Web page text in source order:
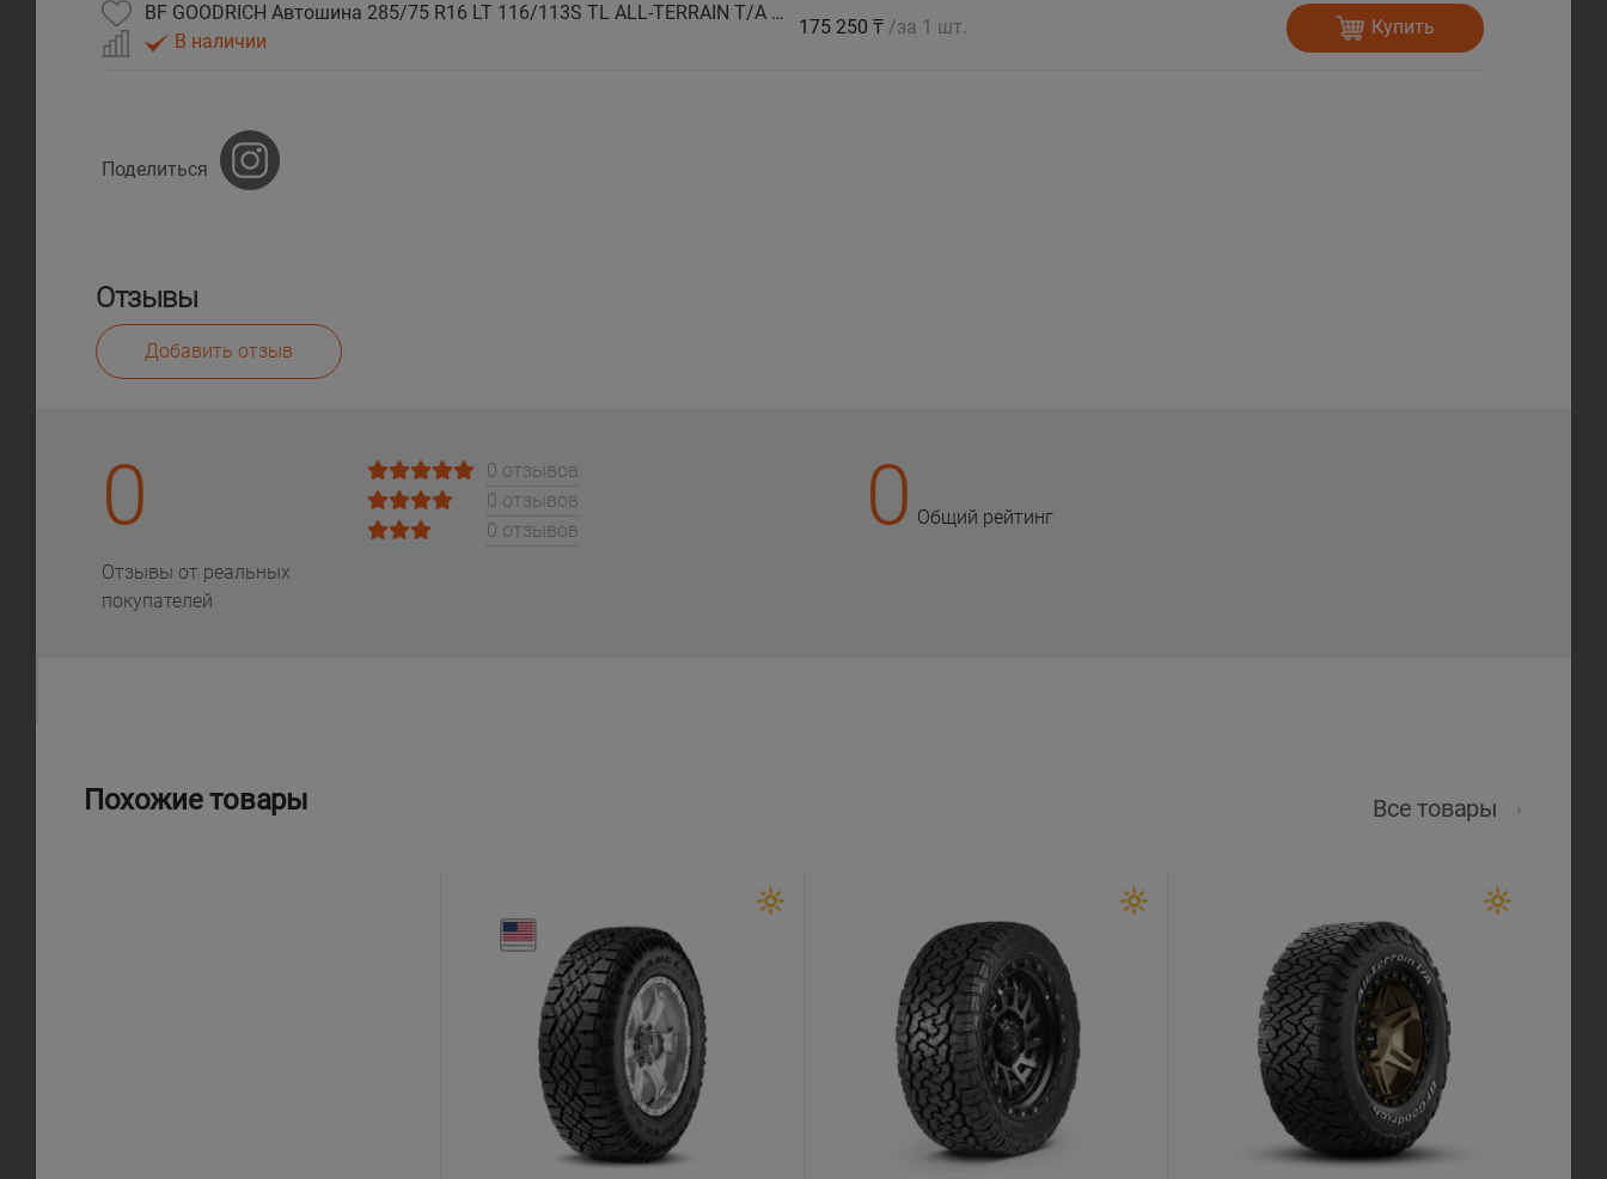
BF GOODRICH Автошина 285/75 R16 LT 116/113S TL ALL-TERRAIN T/A KO3 LRC RWL GO M+S
В наличии
175 250 ₸ /за 1 шт. Купить
Поделиться
Отзывы
Добавить отзыв
0
Отзывы от реальных
покупателей
0 отзывов
0 отзывов
0 отзывов
0 Общий рейтинг
Похожие товары Все товары